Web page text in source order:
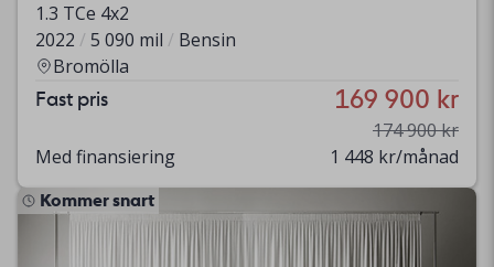
1.3 TCe 4x2
2022
5 090 mil
Bensin
Bromölla
Fast pris 169 900 kr
174 900 kr
Med finansiering
1 448 kr/månad
Kommer snart